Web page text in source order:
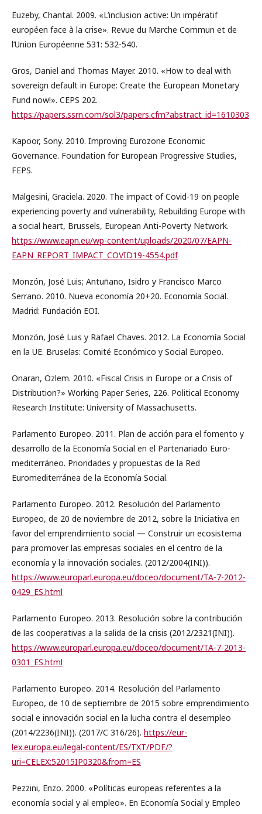
Euzeby, Chantal. 2009. «L’inclusion active: Un impératif
européen face à la crise». Revue du Marche Commun et de
l’Union Européenne 531: 532-540.
Gros, Daniel and Thomas Mayer. 2010. «How to deal with
sovereign default in Europe: Create the European Monetary
Fund now!». CEPS 202.
https://papers.ssrn.com/sol3/papers.cfm?abstract_id=1610303
Kapoor, Sony. 2010. Improving Eurozone Economic
Governance. Foundation for European Progressive Studies,
FEPS.
Malgesini, Graciela. 2020. The impact of Covid-19 on people
experiencing poverty and vulnerability, Rebuilding Europe with
a social heart, Brussels, European Anti-Poverty Network.
https://www.eapn.eu/wp-content/uploads/2020/07/EAPN-
EAPN_REPORT_IMPACT_COVID19-4554.pdf
Monzón, José Luis; Antuñano, Isidro y Francisco Marco
Serrano. 2010. Nueva economía 20+20. Economía Social.
Madrid: Fundación EOI.
Monzón, José Luis y Rafael Chaves. 2012. La Economía Social
en la UE. Bruselas: Comité Económico y Social Europeo.
Onaran, Özlem. 2010. «Fiscal Crisis in Europe or a Crisis of
Distribution?» Working Paper Series, 226. Political Economy
Research Institute: University of Massachusetts.
Parlamento Europeo. 2011. Plan de acción para el fomento y
desarrollo de la Economía Social en el Partenariado Euro-
mediterráneo. Prioridades y propuestas de la Red
Euromediterránea de la Economía Social.
Parlamento Europeo. 2012. Resolución del Parlamento
Europeo, de 20 de noviembre de 2012, sobre la Iniciativa en
favor del emprendimiento social — Construir un ecosistema
para promover las empresas sociales en el centro de la
economía y la innovación sociales. (2012/2004(INI)).
https://www.europarl.europa.eu/doceo/document/TA-7-2012-
0429_ES.html
Parlamento Europeo. 2013. Resolución sobre la contribución
de las cooperativas a la salida de la crisis (2012/2321(INI)).
https://www.europarl.europa.eu/doceo/document/TA-7-2013-
0301_ES.html
Parlamento Europeo. 2014. Resolución del Parlamento
Europeo, de 10 de septiembre de 2015 sobre emprendimiento
social e innovación social en la lucha contra el desempleo
(2014/2236(INI)). (2017/C 316/26). https://eur-
lex.europa.eu/legal-content/ES/TXT/PDF/?
uri=CELEX:52015IP0320&from=ES
Pezzini, Enzo. 2000. «Políticas europeas referentes a la
economía social y al empleo». En Economía Social y Empleo